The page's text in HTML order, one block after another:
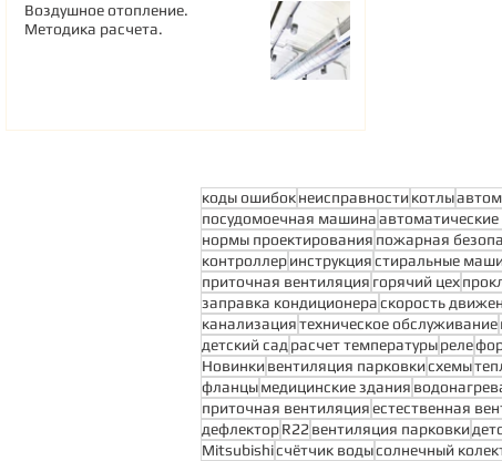
Воздушное отопление.
Методика расчета.
коды ошибокнеисправностикотлы
посудомоечная машинаавтоматические
нормы проектирования пожарная
контроллеринструкциястиральные
приточная вентиляция горячий цех
заправка кондиционераскорость
канализациятехническое обслуживание
детский сад расчет температурыреле
Новинкивентиляция парковкисхемы
фланцымедицинские здания
приточная вентиляцияестественная
дефлекторR22 вентиляция парковки
Mitsubishiсчётчик водысолнечный